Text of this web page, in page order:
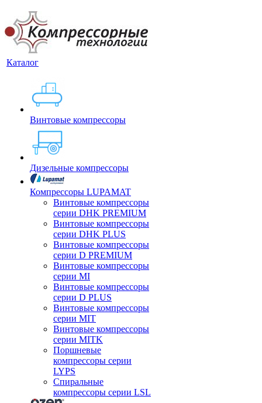
Каталог
Винтовые компрессоры
Дизельные компрессоры
Компрессоры LUPAMAT
Винтовые компрессоры
серии DHK PREMIUM
Винтовые компрессоры
серии DHK PLUS
Винтовые компрессоры
серии D PREMIUM
Винтовые компрессоры
серии MI
Винтовые компрессоры
серии D PLUS
Винтовые компрессоры
серии MIT
Винтовые компрессоры
серии MITK
Поршневые
компрессоры серии
LYPS
Спиральные
компрессоры серии LSL